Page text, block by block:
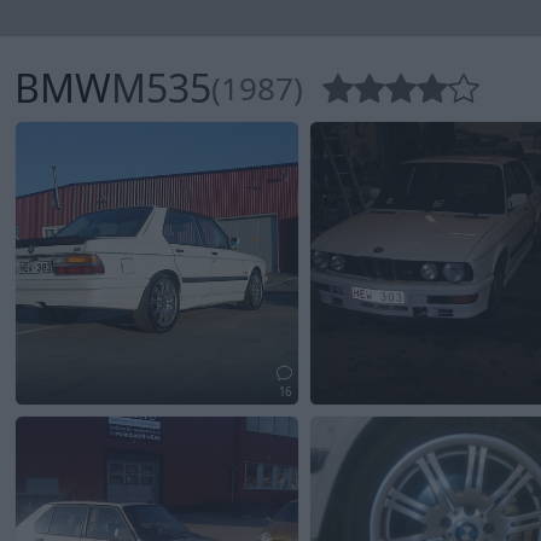
BMWM535(1987)
16